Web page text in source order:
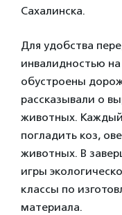
Сахалинска.
Для удобства
инвалидностью
обустроены
рассказывали о
животных.
погладить коз,
животных. В
игры
классы по
материала.